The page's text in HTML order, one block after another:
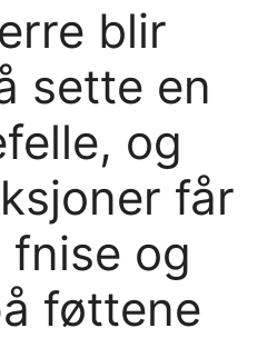
blir
sette en
og
får
fnise og
føttene